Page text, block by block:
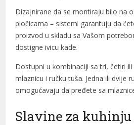
Dizajnirane da se montiraju bilo na
pločicama – sistemi garantuju da
proizvod u skladu sa Vašom
dostigne ivicu kade.
Dostupni u kombinaciji sa tri, četiri
mlaznicu i ručku tuša. Jedna ili dvije
omogućavaju da pređete sa
Slavine za kuhinju